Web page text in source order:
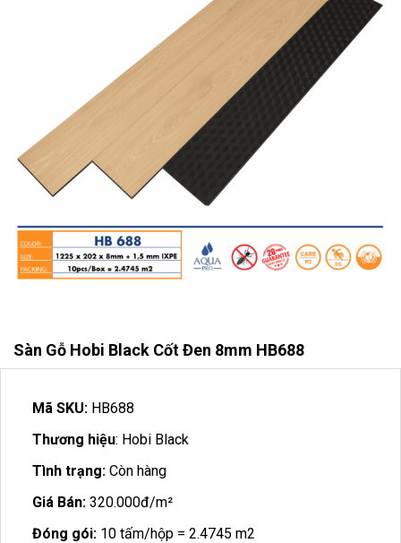
Sàn Gỗ Hobi Black Cốt Đen 8mm HB688
Mã SKU: HB688
Thương hiệu: Hobi Black
Tình trạng: Còn hàng
Giá Bán: 320.000đ/m²
Đóng gói: 10 tấm/hộp = 2.4745 m2